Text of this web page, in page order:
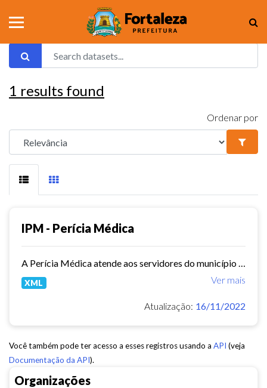
Organizações
1 results found
Ordenar por
IPM - Perícia Médica
Ver mais
XML
Atualização: 16/11/2022
Você também pode ter acesso a esses registros usando a API (veja
Documentação da API).